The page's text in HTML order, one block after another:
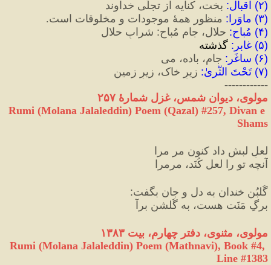
(۲) اقبال: بخت، كنايه از تجلّی خداوند
(۳) ماوَرا: منظور همهٔ موجودات و مخلوقات است.
(۴) مُباح: حلال، جامِ مُباح: شرابِ حلال
(۵) غابر : گذشته
(۶) ساغَر : جام، باده، می
(۷) تَحْتَ الثَّریٰ: زیرِ خاک، زیرِ زمین
------------
مولوى، دیوان شمس، غزل شمارهٔ ۲۵۷
Rumi (Molana Jalaleddin) Poem (Qazal) #257, Divan e
Shams
لعلِ لبش داد کنون مر مرا
آنچه تو را لعل کُنَد، مرمرا
گُلبُنِ خندان به دل و جان بگفت:
برگِ مَنَت هست، به گُلشن برآ
مولوی، مثنوی، دفتر چهارم، بیت ۱۳۸۳
Rumi (Molana Jalaleddin) Poem (Mathnavi), Book #4,
Line #1383